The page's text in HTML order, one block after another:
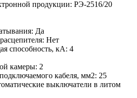
продукции: РЭ-2516/20
Да
Нет
способность, кA: 4
камеры: 2
кабеля, мм2: 25
выключатели в литом